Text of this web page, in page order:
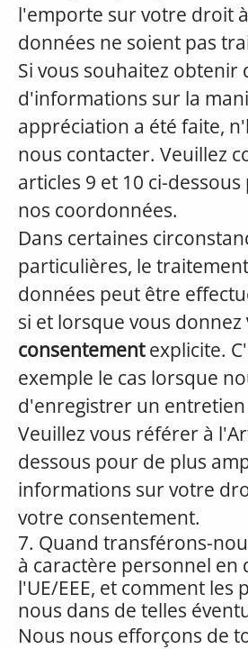
l'emporte sur votre droit
données ne soient pas
Si vous souhaitez obtenir
d'informations sur la
appréciation a été faite,
nous contacter. Veuillez
articles 9 et 10 ci-
nos coordonnées.
Dans certaines
particulières, le
données peut être
si et lorsque vous donnez
consentementexplicite.
exemple le cas lorsque
d'enregistrer un entretien
Veuillez vous référer à
dessous pour de plus
informations sur votre
votre consentement.
7. Quand transférons-
à caractère personnel en
l'UE/EEE, et comment les
nous dans de telles
Nous nous efforçons de